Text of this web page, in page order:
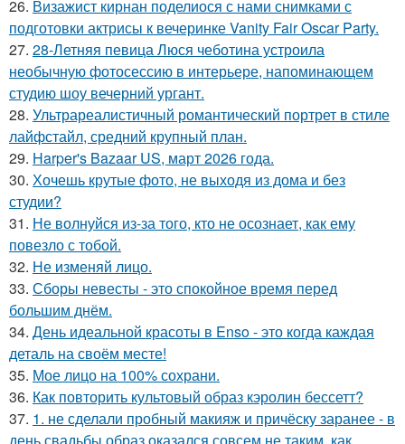
26. Визажист кирнан поделиося с нами снимками с
подготовки актрисы к вечеринке Vanity Fair Oscar Party.
27. 28-Летняя певица Люся чеботина устроила
необычную фотосессию в интерьере, напоминающем
студию шоу вечерний ургант.
28. Ультрареалистичный романтический портрет в стиле
лайфстайл, средний крупный план.
29. Harper's Bazaar US, март 2026 года.
30. Хочешь крутые фото, не выходя из дома и без
студии?
31. Не волнуйся из-за того, кто не осознает, как ему
повезло с тобой.
32. Не изменяй лицо.
33. Сборы невесты - это спокойное время перед
большим днём.
34. День идеальной красоты в Enso - это когда каждая
деталь на своём месте!
35. Мое лицо на 100% сохрани.
36. Как повторить культовый образ кэролин бессетт?
37. 1. не сделали пробный макияж и причёску заранее - в